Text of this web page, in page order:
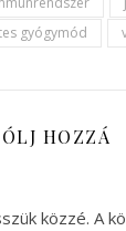
gyógymód
HOZZÁ
közzé. A